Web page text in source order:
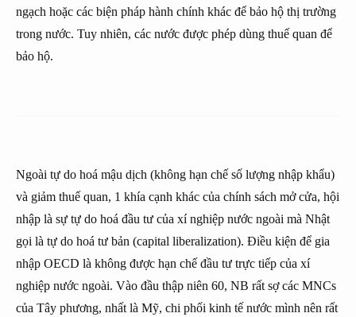
ngạch hoặc các biện pháp hành chính khác để bảo hộ thị trường
trong nước. Tuy nhiên, các nước được phép dùng thuế quan để
bảo hộ.
Ngoài tự do hoá mậu dịch (không hạn chế số lượng nhập khẩu)
và giảm thuế quan, 1 khía cạnh khác của chính sách mở cửa, hội
nhập là sự tự do hoá đầu tư của xí nghiệp nước ngoài mà Nhật
gọi là tự do hoá tư bản (capital liberalization). Điều kiện để gia
nhập OECD là không được hạn chế đầu tư trực tiếp của xí
nghiệp nước ngoài. Vào đầu thập niên 60, NB rất sợ các MNCs
của Tây phương, nhất là Mỹ, chi phối kinh tế nước mình nên rất